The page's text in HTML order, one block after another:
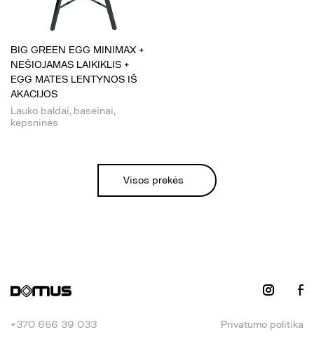
BIG GREEN EGG MINIMAX +
NEŠIOJAMAS LAIKIKLIS +
EGG MATES LENTYNOS IŠ
AKACIJOS
Lauko baldai, baseinai,
kepsninės
Visos prekės
+370 656 39 033
Privatumo politika